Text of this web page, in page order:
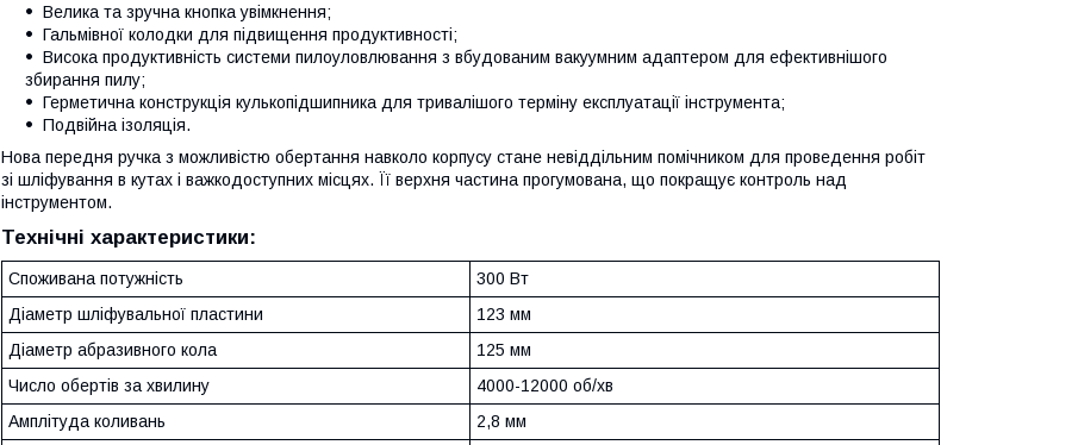
Велика та зручна кнопка увімкнення;
Гальмівної колодки для підвищення продуктивності;
Висока продуктивність системи пилоуловлювання з вбудованим вакуумним адаптером для ефективнішого
збирання пилу;
Герметична конструкція кулькопідшипника для тривалішого терміну експлуатації інструмента;
Подвійна ізоляція.
Нова передня ручка з можливістю обертання навколо корпусу стане невіддільним помічником для проведення робіт
зі шліфування в кутах і важкодоступних місцях. Її верхня частина прогумована, що покращує контроль над
інструментом.
Технічні характеристики:
Споживана потужність
300 Вт
Діаметр шліфувальної пластини
123 мм
Діаметр абразивного кола
125 мм
Число обертів за хвилину
4000-12000 об/хв
Амплітуда коливань
2,8 мм